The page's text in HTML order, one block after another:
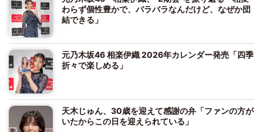
わらず個性豊かで、バラバラなんだけど、なぜか団
結できる」
元乃木坂46 相楽伊織 2026年カレンダー発売「四季
折々で楽しめる」
天木じゅん、30歳を迎えて感謝の弁「ファンの方が
いたからこの日を迎えられている」